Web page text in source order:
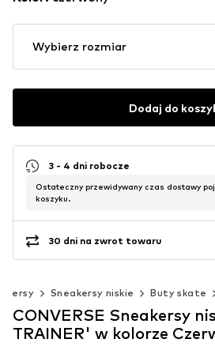
Wybierz rozmiar
Dodaj do
3 - 4 dni robocze
Ostateczny przewidywany czas dostawy
koszyku.
30 dni na zwrot towaru
Sneakersy niskie Buty skate
CONVERSE Sneakersy
TRAINER' w kolorze